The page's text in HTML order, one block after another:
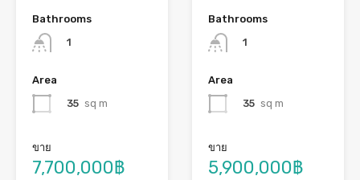
Bathrooms
1
Area
35 sq m
ขาย
7,700,000฿
Bathrooms
1
Area
35 sq m
ขาย
5,900,000฿